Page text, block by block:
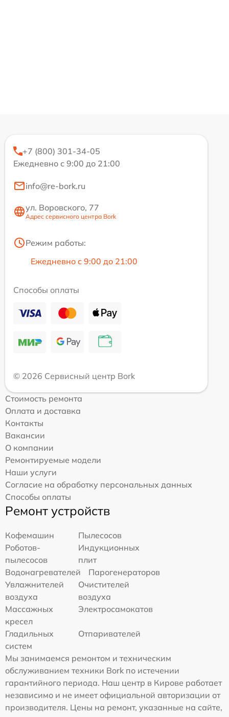
+7 (800) 301-34-05
Ежедневно с 9:00 до 21:00
info@re-bork.ru
ул. Воровского, 77
Адрес сервисного центра Bork
Режим работы:
Ежедневно с 9:00 до 21:00
Способы оплаты
© 2026 Сервисный центр Bork
Стоимость ремонта
Оплата и доставка
Контакты
Вакансии
О компании
Ремонтируемые модели
Наши услуги
Согласие на обработку персональных данных
Способы оплаты
Ремонт устройств
Кофемашин
Пылесосов
Роботов-
пылесосов
Индукционных
плит
Водонагревателей
Парогенераторов
Увлажнителей
воздуха
Очистителей
воздуха
Массажных
кресел
Электросамокатов
Гладильных
систем
Отпаривателей
Мы занимаемся ремонтом и техническим
обслуживанием техники Bork по истечении
гарантийного периода. Наш центр в Кирове работает
независимо и не имеет официальной авторизации от
производителя. Цены на ремонт, указанные на сайте,